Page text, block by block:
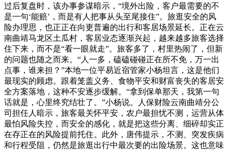
过后复盘时，该办事参谋暗示，“境外出险，客户最需要的不
是一句‘能赔’，而是有人把事从头至尾接住”。旅逛安全的风
险办理思，也正正在向更普遍的出行和客居场景延长。正在云
南曲靖马龙区土瓜村，客居业态逐渐兴起，越来越多旅客选择
住下来，而不是“看一眼就走”。旅客多了，村里热闹了，但新
的问题也随之而来。“人一多，磕磕碰碰正在所不免，万一出
点事，谁来担？”本地一位平易近宿管家小杨坦言，这是他们
最现实的顾虑。跟着笼盖义务、食物平安和财富丧失的客居安
全方案落地，这种不安逐步缓解。“拿到保单那天，我第一句
话就是，心里终究结壮了。”小杨说。人保财险云南曲靖分公
司担任人暗示，旅客最关怀平安，农户最担忧不测，运营从体
最怕风险失控，而安全的感化，就是把这些分离、细碎却实正
在存正在的风险提前托住。此外，唐伟提示，不测、突发疾病
和行程受阻，仍然是旅逛出行中最次要的出险场景。这也意味